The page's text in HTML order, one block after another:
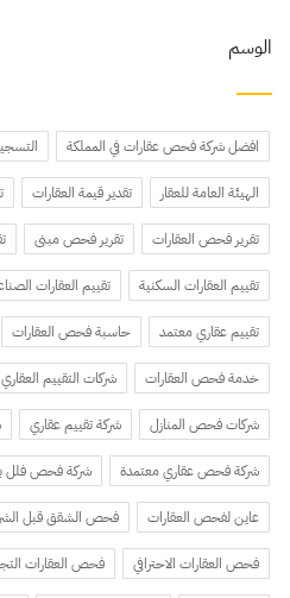
الوسم
افضل شركة فحص عقارات في المملكة
الهيئة العامة للعقار تقدير قيمة العقارات
تقرير فحص العقارات تقرير فحص مبنى
تقييم العقارات السكنية تقييم العقارات
تقييم عقاري معتمد حاسبة فحص العقارات
خدمة فحص العقارات شركات التقييم العقاري
شركات فحص المنازل شركة تقييم عقاري
شركة فحص عقاري معتمدة شركة فحص فلل
عاين لفحص العقارات فحص الشقق قبل
فحص العقارات الاحترافي فحص العقارات